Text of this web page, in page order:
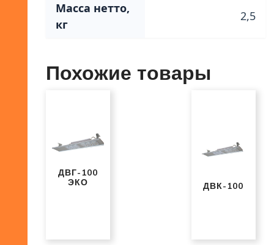
Масса нетто,
кг
2,5
Похожие товары
ДВГ-100
ЭКО
ДВК-100